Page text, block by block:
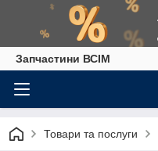
Запчастини ВСІМ
Товари та послуги